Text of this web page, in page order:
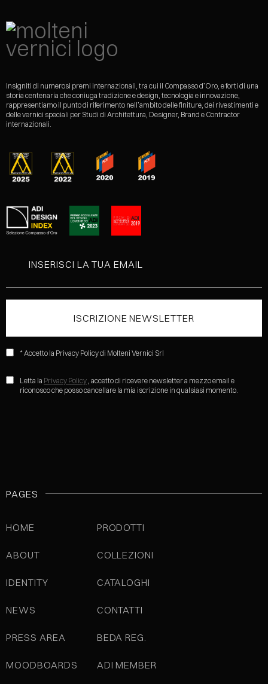
Insigniti di numerosi premi internazionali, tra cui il Compasso d’Oro, e forti di una
storia centenaria che coniuga tradizione e design, tecnologia e innovazione,
rappresentiamo il punto di riferimento nell’ambito delle finiture, dei rivestimenti e
delle vernici speciali per Studi di Architettura, Designer, Brand e Contractor
internazionali.
* Accetto la Privacy Policy di Molteni Vernici Srl
Letta la Privacy Policy , accetto di ricevere newsletter a mezzo email e
riconosco che posso cancellare la mia iscrizione in qualsiasi momento.
PAGES
HOME
ABOUT
IDENTITY
NEWS
PRESS AREA
MOODBOARDS
PRODOTTI
COLLEZIONI
CATALOGHI
CONTATTI
BEDA REG.
ADI MEMBER